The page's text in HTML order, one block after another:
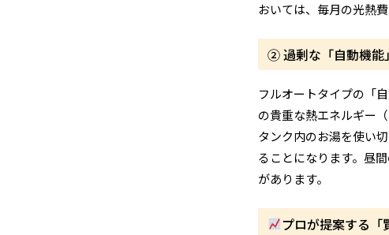
おいては、毎月の光熱
② 過剰な「自動機能
フルオートタイプの「
の貴重な熱エネルギー
タンク内のお湯を使い
ることになります。昼
があります。
プロが提案する「